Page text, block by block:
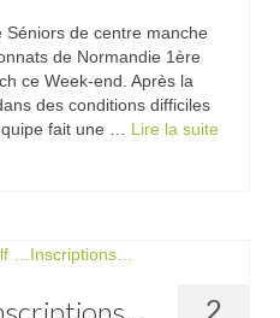
de centre manche
de Normandie 1ère
ce Week-end. Après la
des conditions difficiles
fait une … Lire la suite­­
2